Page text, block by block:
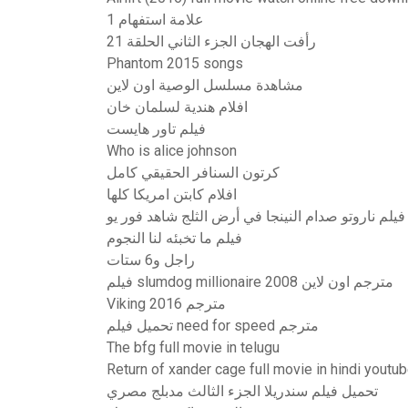
علامة استفهام 1
رأفت الهجان الجزء الثاني الحلقة 21
Phantom 2015 songs
مشاهدة مسلسل الوصية اون لاين
افلام هندية لسلمان خان
فيلم تاور هايست
Who is alice johnson
كرتون السنافر الحقيقي كامل
افلام كابتن امريكا كلها
فيلم ناروتو صدام النينجا في أرض الثلج شاهد فور يو
فيلم ما تخبئه لنا النجوم
راجل و6 ستات
فيلم slumdog millionaire 2008 مترجم اون لاين
Viking 2016 مترجم
تحميل فيلم need for speed مترجم
The bfg full movie in telugu
Return of xander cage full movie in hindi
تحميل فيلم سندريلا الجزء الثالث مدبلج مصري